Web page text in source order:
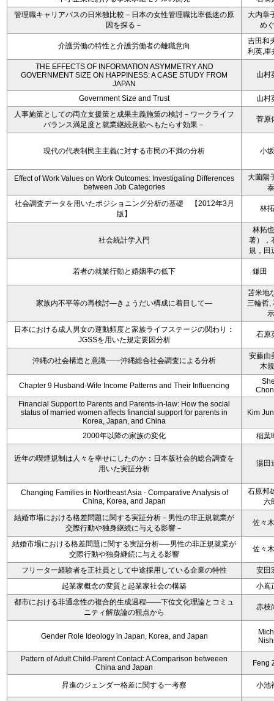
管理職キャリアパスの日米独比較－日本の女性管理職比率低迷の原
因を探る－
大内章
め
介護労働の特性と介護労働者の離職意向
吉田和
利英,車
THE EFFECTS OF INFORMATION ASYMMETRY AND
GOVERNMENT SIZE ON HAPPINESS: A CASE STUDY FROM
JAPAN
山村
Government Size and Trust
山村
人事施策としての両立支援策と成果主義施策の検討－ワークライフ
バランス満足度と就業継続意欲へもたらす効果－
菅原
現代の代表制民主主義に対する市民の不満の分析 小
Effect of Work Values on Work Outcomes: Investigating Differences
between Job Categories
大薗陽
泰
社会調査データを用いたポジショニング分析の基礎 【2012年3月
版】
林
社会統計学入門
林拓
著），
規，田
若者の就業行動と婚姻率の低下 鎌田
家族内不平等の再検討―きょうだい構成に着目して―
苫米地
三輪哲,
示
日本における成人男女の運動頻度と家族ライフステージの関わり：
JGSSを用いた規定要因分析
石原
沖縄の社会構造と意識――沖縄総合社会調査による分析
安藤由
木
Chapter 9 Husband-Wife Income Patterns and Their Influencing
Financial Support to Parents and Parents-in-law: How the social
status of married women affects financial support for parents in
Korea, Japan, and China
Kim
2000年以降の家族の変化 稲葉
近年の喫煙規制は人々を幸せにしたのか：日本版社会的総合調査を
用いた実証分析
湯田
Changing Families in Northeast Asia - Comparative Analysis of
China, Korea, and Japan
石原邦
六
結婚市場における格差問題に関する実証分析－男性の非正規就業が
交際行動や独身継続に与える影響－
佐々
結婚市場における格差問題に関する実証分析──男性の非正規就業が
交際行動や独身継続に与える影響
佐々
フリーター経験者を正社員として中途採用している企業の特性
安田
起業家概念の変質と起業家社会の構築
小嶌
都市における非通念性の複合的生成過程――下位文化理論とコミュ
ニティ解放論の観点から
赤枝
Gender Role Ideology in Japan, Korea, and Japan
Pattern of Adult Child-Parent Contact: A Comparison betweeen
China and Japan
Feng
昇進のジェンダー格差に関する一考察 小池